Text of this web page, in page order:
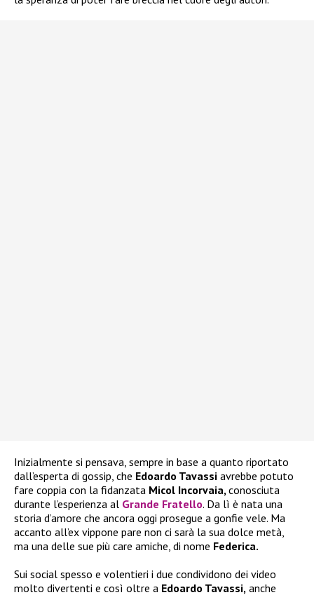
Inizialmente si pensava, sempre in base a quanto riportato
dall’esperta di gossip, che Edoardo Tavassi avrebbe potuto
fare coppia con la fidanzata Micol Incorvaia, conosciuta
durante l’esperienza al Grande Fratello. Da lì è nata una
storia d’amore che ancora oggi prosegue a gonfie vele. Ma
accanto all’ex vippone pare non ci sarà la sua dolce metà,
ma una delle sue più care amiche, di nome Federica.
Sui social spesso e volentieri i due condividono dei video
molto divertenti e così oltre a Edoardo Tavassi, anche